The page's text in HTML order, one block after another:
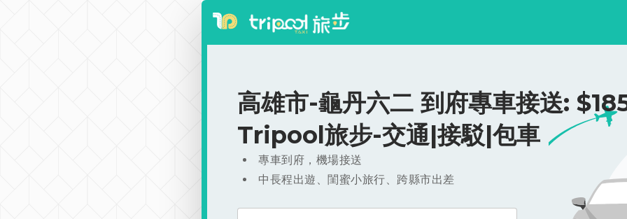
高雄市-龜丹六二 到府專車接送:
Tripool旅步-交通|接駁|包車
專車到府，機場接送
中長程出遊、閨蜜小旅行、跨縣市出差